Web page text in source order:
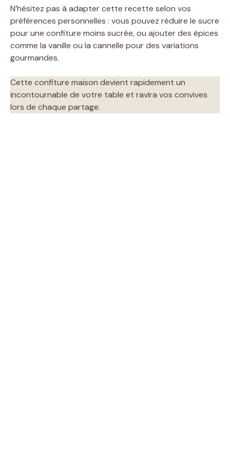
N’hésitez pas à adapter cette recette selon vos
préférences personnelles : vous pouvez réduire le sucre
pour une confiture moins sucrée, ou ajouter des épices
comme la vanille ou la cannelle pour des variations
gourmandes.
Cette confiture maison devient rapidement un
incontournable de votre table et ravira vos convives
lors de chaque partage.